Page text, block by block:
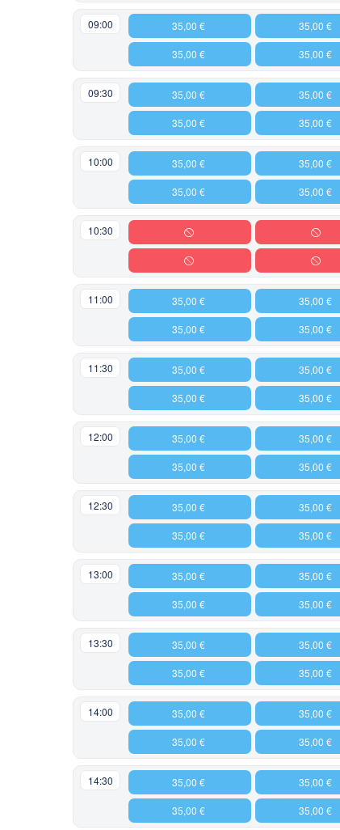
09:00 35,00 €
35,00 €
35,00 €
35,00 €
09:30 35,00 €
35,00 €
35,00 €
35,00 €
10:00 35,00 €
35,00 €
35,00 €
35,00 €
10:30
11:00 35,00 €
35,00 €
35,00 €
35,00 €
11:30 35,00 €
35,00 €
35,00 €
35,00 €
12:00 35,00 €
35,00 €
35,00 €
35,00 €
12:30 35,00 €
35,00 €
35,00 €
35,00 €
13:00 35,00 €
35,00 €
35,00 €
35,00 €
13:30 35,00 €
35,00 €
35,00 €
35,00 €
14:00 35,00 €
35,00 €
35,00 €
35,00 €
14:30 35,00 €
35,00 €
35,00 €
35,00 €